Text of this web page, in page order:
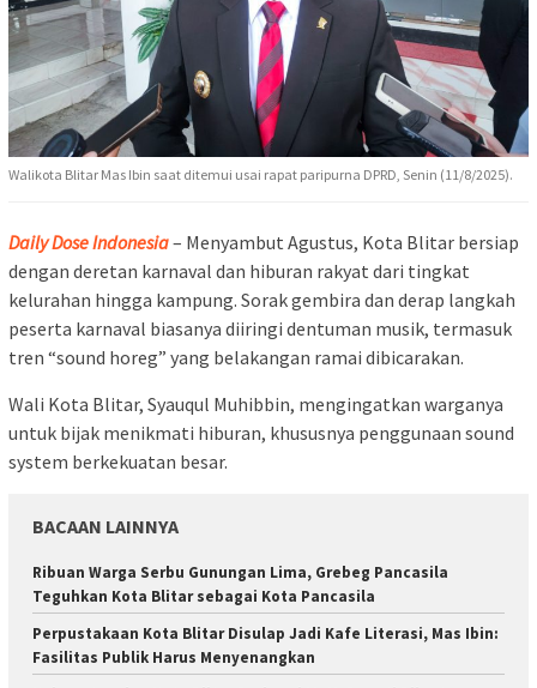
Walikota Blitar Mas Ibin saat ditemui usai rapat paripurna DPRD, Senin (11/8/2025).
Daily Dose Indonesia– Menyambut Agustus, Kota Blitar bersiap
dengan deretan karnaval dan hiburan rakyat dari tingkat
kelurahan hingga kampung. Sorak gembira dan derap langkah
peserta karnaval biasanya diiringi dentuman musik, termasuk
tren “sound horeg” yang belakangan ramai dibicarakan.
Wali Kota Blitar, Syauqul Muhibbin, mengingatkan warganya
untuk bijak menikmati hiburan, khususnya penggunaan sound
system berkekuatan besar.
BACAAN LAINNYA
Ribuan Warga Serbu Gunungan Lima, Grebeg Pancasila
Teguhkan Kota Blitar sebagai Kota Pancasila
Perpustakaan Kota Blitar Disulap Jadi Kafe Literasi, Mas Ibin:
Fasilitas Publik Harus Menyenangkan